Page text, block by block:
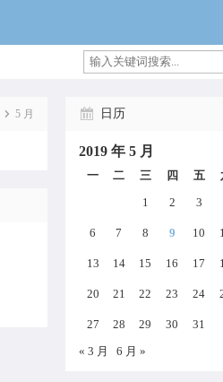
5 月 日历
2019 年 5 月
一 二 三 四 五
1
2 3
6 7 8 9 10
13 14 15 16 17
20 21 22 23 24
27 28 29 30
31
« 3 月
6 月 »